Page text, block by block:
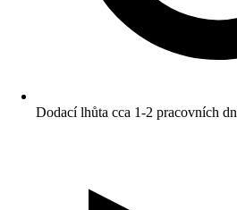
Dodací lhůta cca 1-2 pracovních